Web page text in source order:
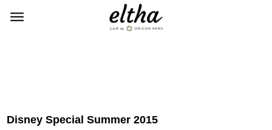
Disney Special Summer 2015